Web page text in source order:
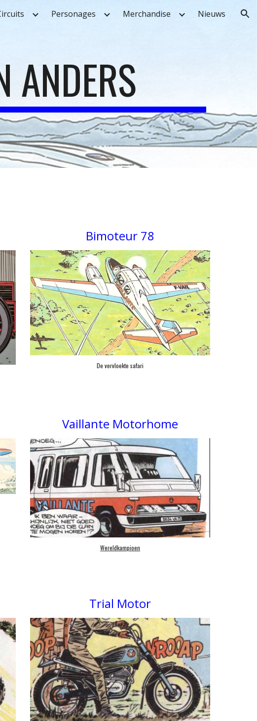
to navigation Personages Merchandise Nieuws
ANDERS
Bimoteur 78
De vervloekte safari
Vaillante Motorhome
Wereldkampioen
Trial Motor